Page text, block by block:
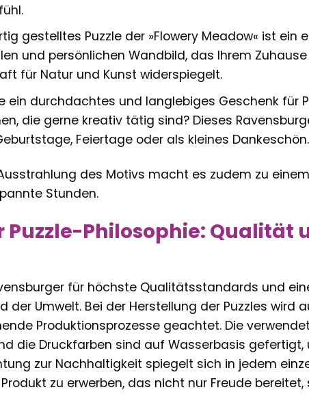
gestelltes Puzzle der »Flowery Meadow« ist ein
und persönlichen Wandbild, das Ihrem
für Natur und Kunst widerspiegelt.
ein durchdachtes und langlebiges Geschenk für
die gerne kreativ tätig sind? Dieses
Feiertage oder als kleines Dankeschön.
des Motivs macht es zudem zu
Stunden.
Puzzle-Philosophie: Qualität
für höchste Qualitätsstandards und
der Umwelt. Bei der Herstellung der Puzzles wird
Produktionsprozesse geachtet. Die
die Druckfarben sind auf Wasserbasis
zur Nachhaltigkeit spiegelt sich in jedem
zu erwerben, das nicht nur Freude